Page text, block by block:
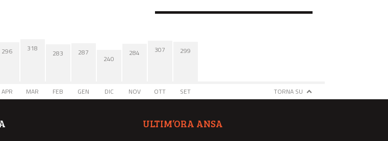
296
APR
318
MAR
283
FEB
287
GEN
240
DIC
284
NOV
307
OTT
299
SET TORNA SU
ULTIM’ORA ANSA